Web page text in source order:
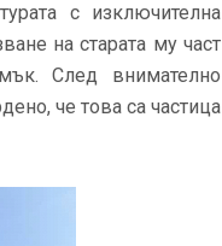
с изключителна
на старата му част
След внимателно
че това са частица